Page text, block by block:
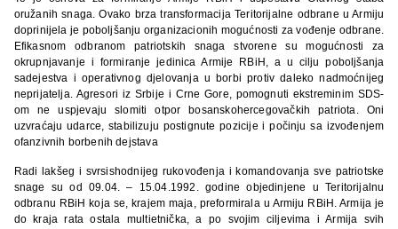
oružanih snaga. Ovako brza transformacija Teritorijalne odbrane u Armiju
doprinijela je poboljšanju organizacionih mogućnosti za vođenje odbrane.
Efikasnom odbranom patriotskih snaga stvorene su mogućnosti za
okrupnjavanje i formiranje jedinica Armije RBiH, a u cilju poboljšanja
sadejestva i operativnog djelovanja u borbi protiv daleko nadmoćnijeg
neprijatelja. Agresori iz Srbije i Crne Gore, pomognuti ekstreminim SDS-
om ne uspjevaju slomiti otpor bosanskohercegovačkih patriota. Oni
uzvraćaju udarce, stabilizuju postignute pozicije i počinju sa izvođenjem
ofanzivnih borbenih dejstava
Radi lakšeg i svrsishodnijeg rukovođenja i komandovanja sve patriotske
snage su od 09.04. – 15.04.1992. godine objedinjene u Teritorijalnu
odbranu RBiH koja se, krajem maja, preformirala u Armiju RBiH. Armija je
do kraja rata ostala multietnička, a po svojim ciljevima i Armija svih